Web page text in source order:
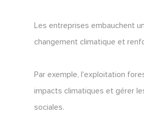
Les entreprises embauchent
changement climatique et
Par exemple, l'exploitation
impacts climatiques et gérer
sociales.